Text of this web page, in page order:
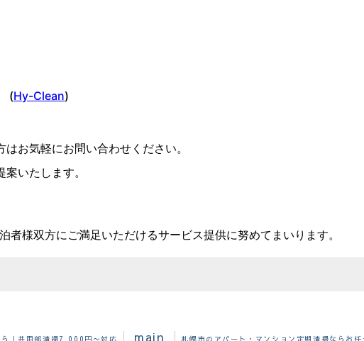
(Hy-Clean⁠)
お気軽にお問い合わせください。
いたします。
様双方にご満足いただけるサービス提供に努めてまいります。
main